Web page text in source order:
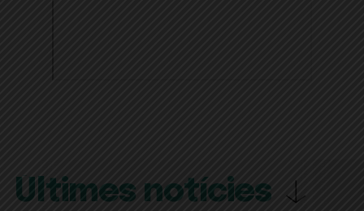
Últimes notícies